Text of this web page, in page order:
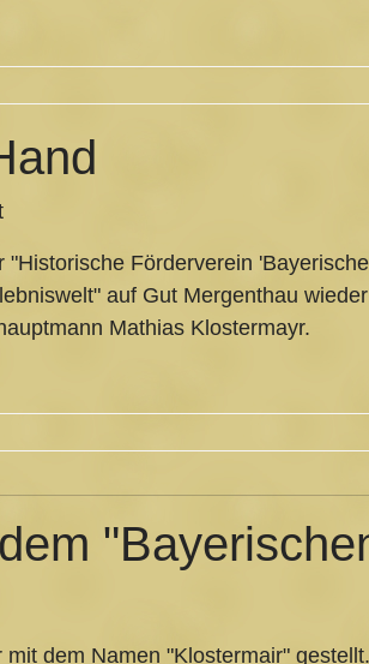
Förderverein
auf Gut Mergenthau
Mathias Klostermayr.
dem Namen "Klostermair" gestellt.